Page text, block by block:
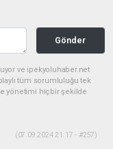
Gönder
ve ipekyoluhaber.net
tüm sorumluluğu tek
yönetimi hiçbir şekilde
(07.09.2024 21:17 - #257)